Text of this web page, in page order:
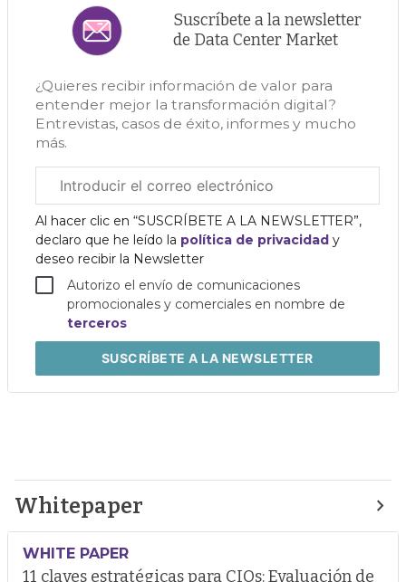
Suscríbete a la newsletter
de Data Center Market
¿Quieres recibir información de valor para
entender mejor la transformación digital?
Entrevistas, casos de éxito, informes y mucho
más.
electrónico
corporativo
Al hacer clic en “SUSCRÍBETE A LA NEWSLETTER”,
declaro que he leído la política de privacidad y
deseo recibir la Newsletter
Autorizo el envío de comunicaciones
promocionales y comerciales en nombre de
terceros
SUSCRÍBETEA LA NEWSLETTER
Whitepaper
WHITE PAPER
11 claves estratégicas para CIOs: Evaluación de